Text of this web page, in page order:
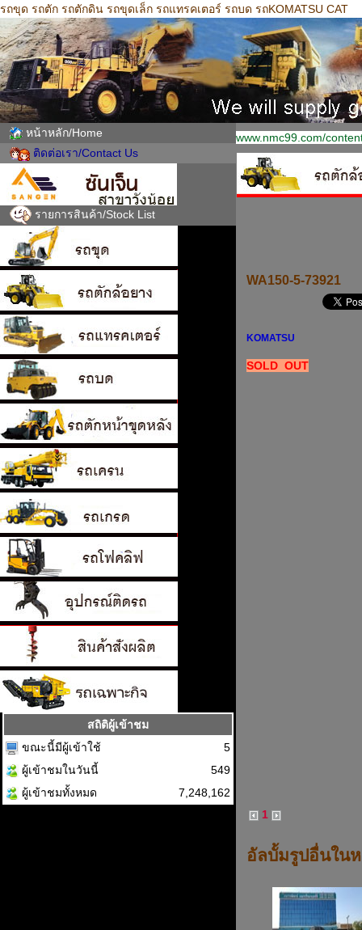
รถขุด รถตัก รถตักดิน รถขุดเล็ก รถแทรคเตอร์ รถบด รถKOMATSU CAT
หน้าหลัก/Home
ติดต่อเรา/Contact Us
รายการสินค้า/Stock List
สถิติผู้เข้าชม
ขณะนี้มีผู้เข้าใช้
5
ผู้เข้าชมในวันนี้
549
ผู้เข้าชมทั้งหมด
7,248,162
www.nmc99.com/
WA150-5-73921
KOMATSU
SOLD OUT
1
อัลบั้มรูปอื่นใน